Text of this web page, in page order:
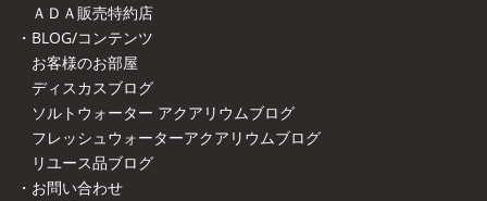
ＡＤＡ販売特約店
・BLOG/コンテンツ
お客様のお部屋
ディスカスブログ
ソルトウォーター アクアリウムブログ
フレッシュウォーターアクアリウムブログ
リユース品ブログ
・お問い合わせ